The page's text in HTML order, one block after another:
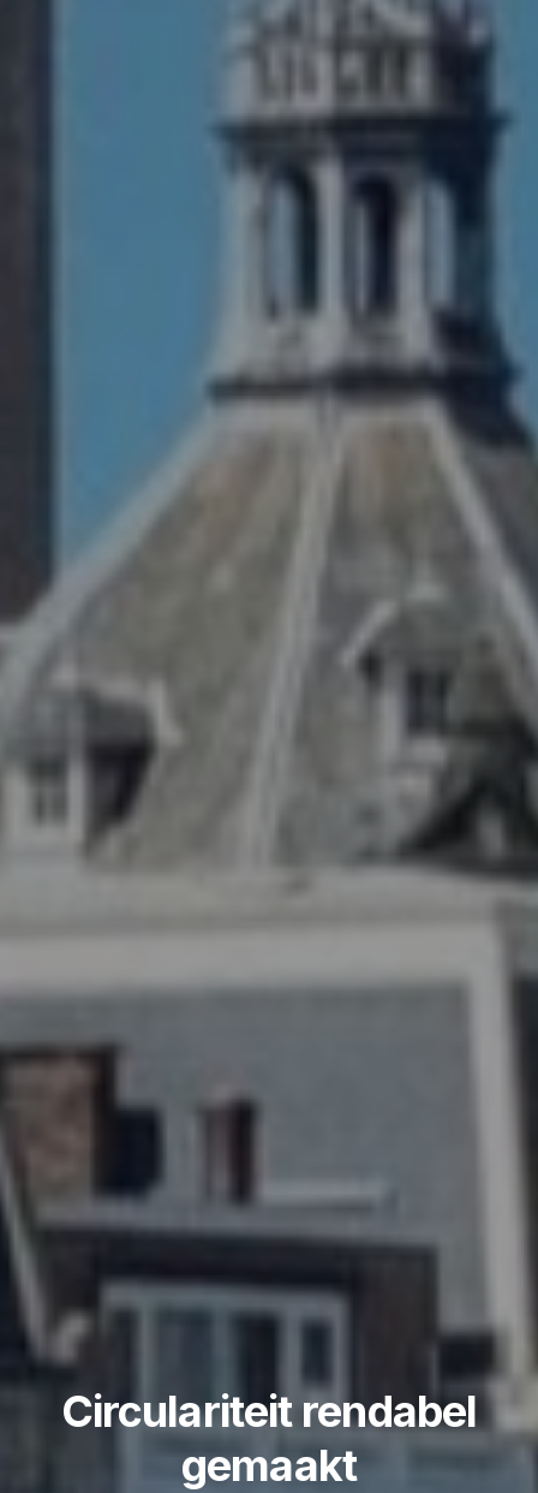
Circulariteit rendabel
gemaakt